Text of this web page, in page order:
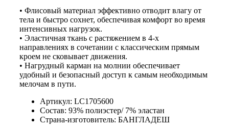
• Флисовый материал эффективно отводит влагу от
тела и быстро сохнет, обеспечивая комфорт во время
интенсивных нагрузок.
• Эластичная ткань с растяжением в 4-х
направлениях в сочетании с классическим прямым
кроем не сковывает движения.
• Нагрудный карман на молнии обеспечивает
удобный и безопасный доступ к самым необходимым
мелочам в пути.
Артикул: LC1705600
Состав: 93% полиэстер/ 7% эластан
Страна-изготовитель: БАНГЛАДЕШ